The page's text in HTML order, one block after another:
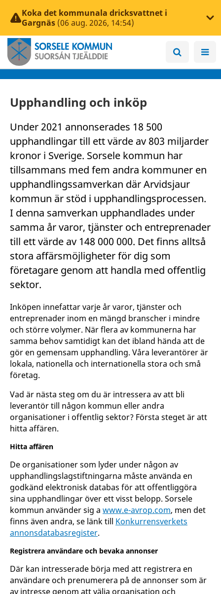
Koka det kommunala dricksvattnet i
Gargnäs (06 aug. 2026, 14:54)
Upphandling och inköp
Under 2021 annonserades 18 500
upphandlingar till ett värde av 803 miljarder
kronor i Sverige. Sorsele kommun har
tillsammans med fem andra kommuner en
upphandlingssamverkan där Arvidsjaur
kommun är stöd i upphandlingsprocessen.
I denna samverkan upphandlades under
samma år varor, tjänster och entreprenader
till ett värde av 148 000 000. Det finns alltså
stora affärsmöjligheter för dig som
företagare genom att handla med offentlig
sektor.
Inköpen innefattar varje år varor, tjänster och
entreprenader inom en mängd branscher i mindre
och större volymer. När flera av kommunerna har
samma behov samtidigt kan det ibland hända att de
gör en gemensam upphandling. Våra leverantörer är
lokala, nationella och internationella stora och små
företag.
Vad är nästa steg om du är intressera av att bli
leverantör till någon kommun eller andra
organisationer i offentlig sektor? Första steget är att
hitta affären.
Hitta affären
De organisationer som lyder under någon av
upphandlingslagstiftningarna måste använda en
godkänd elektronisk databas för att offentliggöra
sina upphandlingar över ett visst belopp. Sorsele
kommun använder sig a www.e-avrop.com, men det
finns även andra, se länk till Konkurrensverkets
annonsdatabasregister.
Registrera användare och bevaka annonser
Där kan intresserade börja med att registrera en
användare och prenumerera på de annonser som är
av intresse genom att välja organisation och